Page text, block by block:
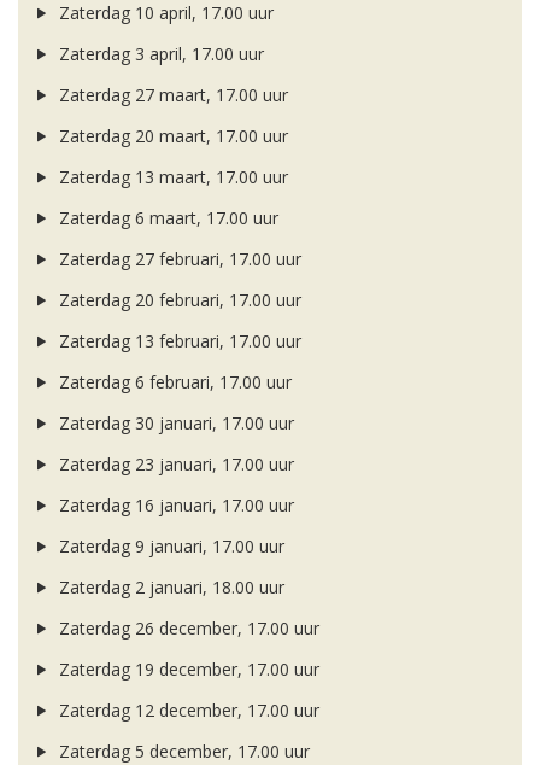
Zaterdag 10 april, 17.00 uur
Zaterdag 3 april, 17.00 uur
Zaterdag 27 maart, 17.00 uur
Zaterdag 20 maart, 17.00 uur
Zaterdag 13 maart, 17.00 uur
Zaterdag 6 maart, 17.00 uur
Zaterdag 27 februari, 17.00 uur
Zaterdag 20 februari, 17.00 uur
Zaterdag 13 februari, 17.00 uur
Zaterdag 6 februari, 17.00 uur
Zaterdag 30 januari, 17.00 uur
Zaterdag 23 januari, 17.00 uur
Zaterdag 16 januari, 17.00 uur
Zaterdag 9 januari, 17.00 uur
Zaterdag 2 januari, 18.00 uur
Zaterdag 26 december, 17.00 uur
Zaterdag 19 december, 17.00 uur
Zaterdag 12 december, 17.00 uur
Zaterdag 5 december, 17.00 uur